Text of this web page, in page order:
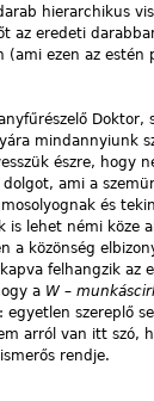
hierarchikus
az eredeti
ezen az estén
Doktor,
mindannyiunk
észre, hogy
ami a
és
is lehet némi köze
a közönség
felhangzik az
a W –
egyetlen szereplő
arról van itt szó,
rendje.